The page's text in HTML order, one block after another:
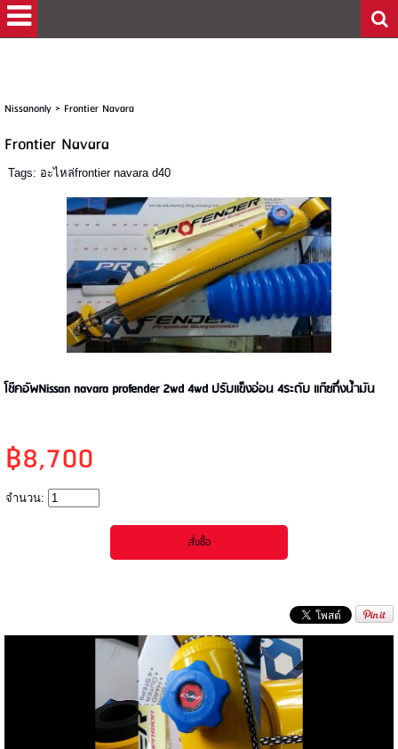
Nissanonly> Frontier Navara
Frontier Navara
Tags: อะไหล่frontier navara d40
โช๊คอัพNissan navara profender 2wd 4wd ปรับแข็งอ่อน 4ระดับ แก๊ซกึ่งน้ำมัน
฿8,700
จำนวน: